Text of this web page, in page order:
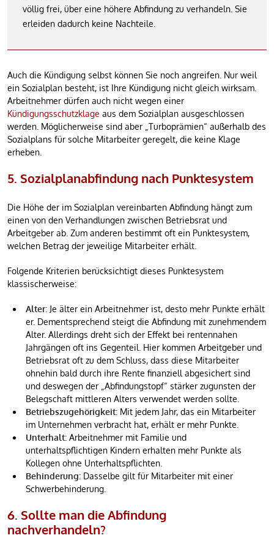
völlig frei, über eine höhere Abfindung zu verhandeln. Sie
erleiden dadurch keine Nachteile.
Auch die Kündigung selbst können Sie noch angreifen. Nur weil
ein Sozialplan besteht, ist Ihre Kündigung nicht gleich wirksam.
Arbeitnehmer dürfen auch nicht wegen einer
Kündigungsschutzklage aus dem Sozialplan ausgeschlossen
werden. Möglicherweise sind aber „Turboprämien“ außerhalb des
Sozialplans für solche Mitarbeiter geregelt, die keine Klage
erheben.
5. Sozialplanabfindung nach Punktesystem
Die Höhe der im Sozialplan vereinbarten Abfindung hängt zum
einen von den Verhandlungen zwischen Betriebsrat und
Arbeitgeber ab. Zum anderen bestimmt oft ein Punktesystem,
welchen Betrag der jeweilige Mitarbeiter erhält.
Folgende Kriterien berücksichtigt dieses Punktesystem
klassischerweise:
Alter: Je älter ein Arbeitnehmer ist, desto mehr Punkte erhält
er. Dementsprechend steigt die Abfindung mit zunehmendem
Alter. Allerdings dreht sich der Effekt bei rentennahen
Jahrgängen oft ins Gegenteil. Hier kommen Arbeitgeber und
Betriebsrat oft zu dem Schluss, dass diese Mitarbeiter
ohnehin bald durch ihre Rente finanziell abgesichert sind
und deswegen der „Abfindungstopf“ stärker zugunsten der
Belegschaft mittleren Alters verwendet werden sollte.
Betriebszugehörigkeit: Mit jedem Jahr, das ein Mitarbeiter
im Unternehmen verbracht hat, erhält er mehr Punkte.
Unterhalt: Arbeitnehmer mit Familie und
unterhaltspflichtigen Kindern erhalten mehr Punkte als
Kollegen ohne Unterhaltspflichten.
Behinderung: Dasselbe gilt für Mitarbeiter mit einer
Schwerbehinderung.
6. Sollte man die Abfindung
nachverhandeln?